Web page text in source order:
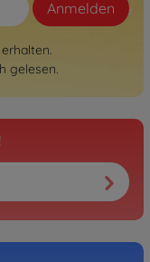
Anmelden
gelesen.